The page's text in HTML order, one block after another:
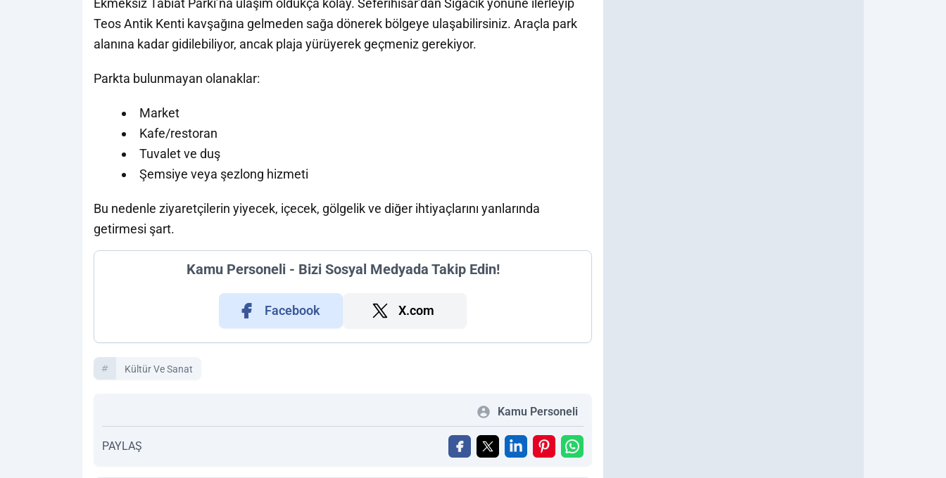
Ekmeksiz Tabiat Parkı’na ulaşım oldukça kolay. Seferihisar’dan Sığacık yönüne ilerleyip
Teos Antik Kenti kavşağına gelmeden sağa dönerek bölgeye ulaşabilirsiniz. Araçla park
alanına kadar gidilebiliyor, ancak plaja yürüyerek geçmeniz gerekiyor.
Parkta bulunmayan olanaklar:
Market
Kafe/restoran
Tuvalet ve duş
Şemsiye veya şezlong hizmeti
Bu nedenle ziyaretçilerin yiyecek, içecek, gölgelik ve diğer ihtiyaçlarını yanlarında
getirmesi şart.
Kamu Personeli - Bizi Sosyal Medyada Takip Edin!
Facebook X.com
Kültür Ve Sanat
Kamu Personeli
PAYLAŞ